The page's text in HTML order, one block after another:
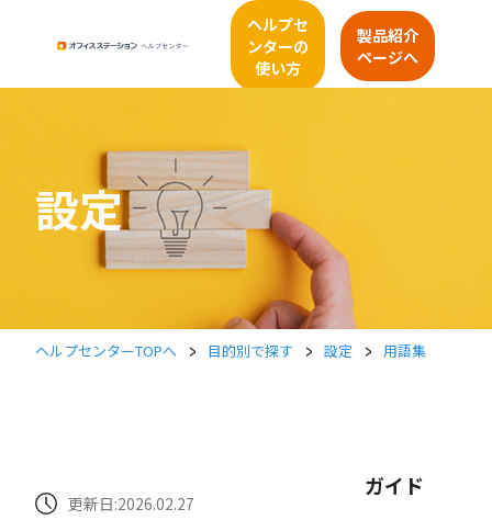
ヘルプセ
ンターの
使い方
製品紹介
ページへ
設定
ヘルプセンターTOPへ > 目的別で探す > 設定 > 用語集
更新日:2026.02.27
ガイド